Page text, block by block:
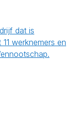
dat is
werknemers en